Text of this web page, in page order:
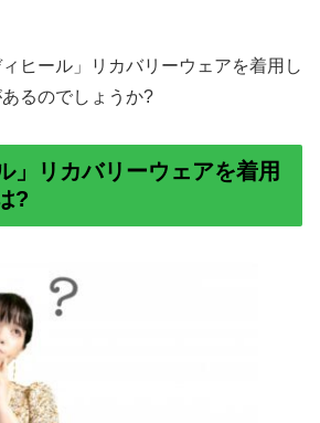
ヒール」リカバリーウェアを着用し
るのでしょうか?
」リカバリーウェアを着用
?